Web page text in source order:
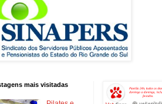
mais visitadas